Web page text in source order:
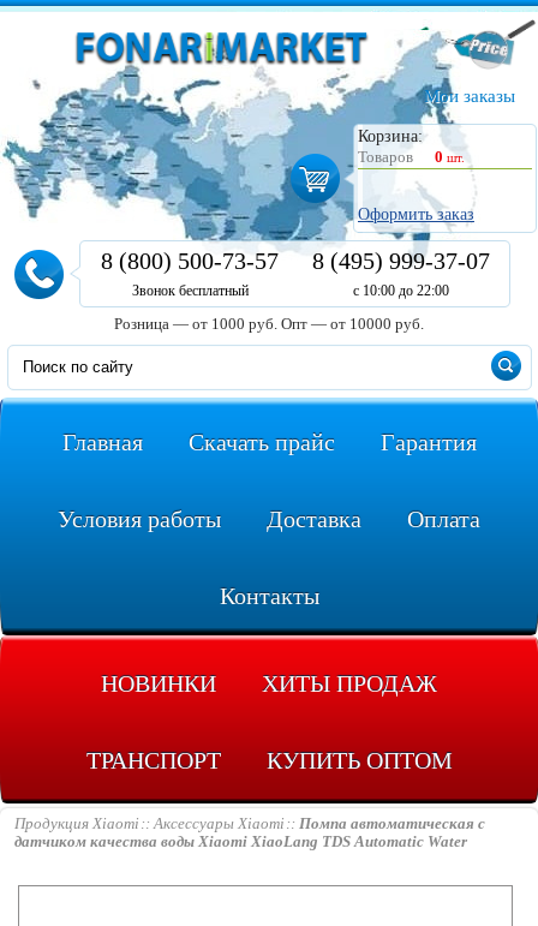
Мои заказы
Корзина:
Товаров
0 шт.
Оформить заказ
8 (800) 500-73-57
Звонок бесплатный
8 (495) 999-37-07
с 10:00 до 22:00
Розница — от 1000 руб. Опт — от 10000 руб.
Главная Скачать прайс Гарантия
Условия работы Доставка Оплата
Контакты
НОВИНКИ ХИТЫ ПРОДАЖ
ТРАНСПОРТ КУПИТЬ ОПТОМ
Продукция Xiaomi Аксессуары Xiaomi
Помпа автоматическая с
датчиком качества воды Xiaomi XiaoLang TDS Automatic Water